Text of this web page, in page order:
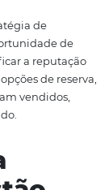
é uma das
hotel. Ao
sua
tem seu